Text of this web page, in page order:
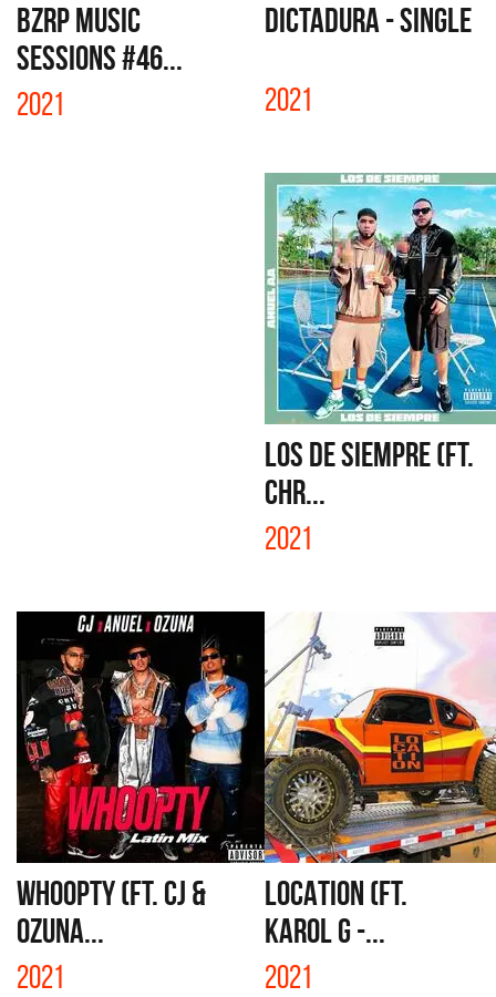
BZRP MUSIC
SESSIONS #46...
2021
DICTADURA - SINGLE
2021
LOS DE SIEMPRE (FT.
CHR...
2021
WHOOPTY (FT. CJ &
OZUNA...
2021
LOCATION (FT.
KAROL G -...
2021